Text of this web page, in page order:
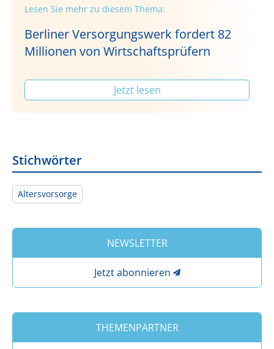
Lesen Sie mehr zu diesem Thema:
Berliner Versorgungswerk fordert 82
Millionen von Wirtschaftsprüfern
Jetzt lesen
Stichwörter
Altersvorsorge
NEWSLETTER
Jetzt abonnieren
THEMENPARTNER